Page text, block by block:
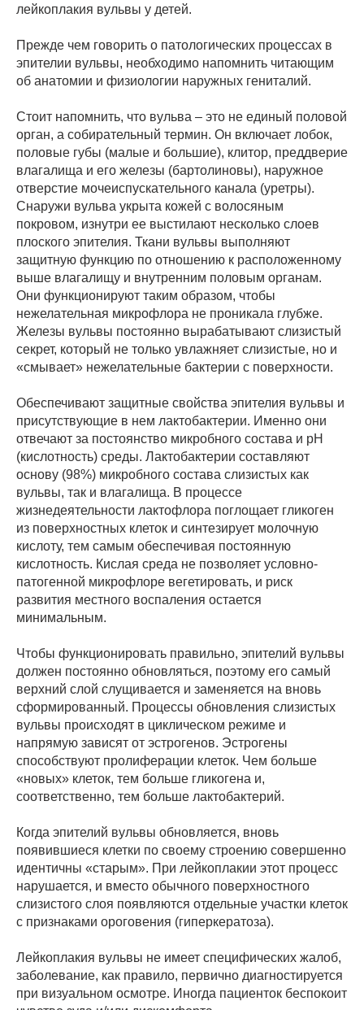
лейкоплакия вульвы у детей.
Прежде чем говорить о патологических процессах в
эпителии вульвы, необходимо напомнить читающим
об анатомии и физиологии наружных гениталий.
Стоит напомнить, что вульва – это не единый половой
орган, а собирательный термин. Он включает лобок,
половые губы (малые и большие), клитор, преддверие
влагалища и его железы (бартолиновы), наружное
отверстие мочеиспускательного канала (уретры).
Снаружи вульва укрыта кожей с волосяным
покровом, изнутри ее выстилают несколько слоев
плоского эпителия. Ткани вульвы выполняют
защитную функцию по отношению к расположенному
выше влагалищу и внутренним половым органам.
Они функционируют таким образом, чтобы
нежелательная микрофлора не проникала глубже.
Железы вульвы постоянно вырабатывают слизистый
секрет, который не только увлажняет слизистые, но и
«смывает» нежелательные бактерии с поверхности.
Обеспечивают защитные свойства эпителия вульвы и
присутствующие в нем лактобактерии. Именно они
отвечают за постоянство микробного состава и pH
(кислотность) среды. Лактобактерии составляют
основу (98%) микробного состава слизистых как
вульвы, так и влагалища. В процессе
жизнедеятельности лактофлора поглощает гликоген
из поверхностных клеток и синтезирует молочную
кислоту, тем самым обеспечивая постоянную
кислотность. Кислая среда не позволяет условно-
патогенной микрофлоре вегетировать, и риск
развития местного воспаления остается
минимальным.
Чтобы функционировать правильно, эпителий вульвы
должен постоянно обновляться, поэтому его самый
верхний слой слущивается и заменяется на вновь
сформированный. Процессы обновления слизистых
вульвы происходят в циклическом режиме и
напрямую зависят от эстрогенов. Эстрогены
способствуют пролиферации клеток. Чем больше
«новых» клеток, тем больше гликогена и,
соответственно, тем больше лактобактерий.
Когда эпителий вульвы обновляется, вновь
появившиеся клетки по своему строению совершенно
идентичны «старым». При лейкоплакии этот процесс
нарушается, и вместо обычного поверхностного
слизистого слоя появляются отдельные участки клеток
с признаками ороговения (гиперкератоза).
Лейкоплакия вульвы не имеет специфических жалоб,
заболевание, как правило, первично диагностируется
при визуальном осмотре. Иногда пациенток беспокоит